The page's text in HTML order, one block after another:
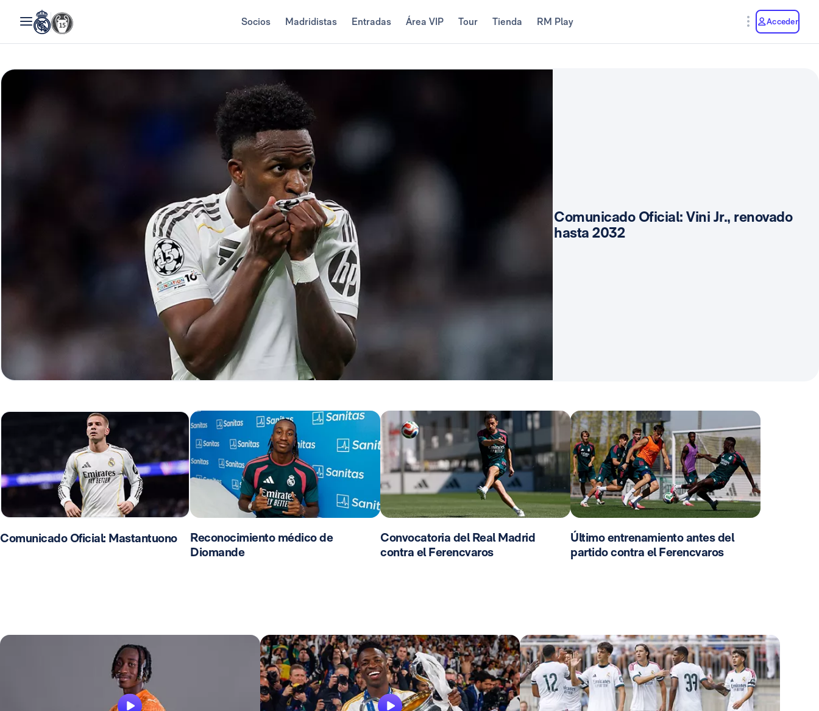
Socios Madridistas Entradas Área VIP Tour Tienda RM Play Acceder
Comunicado Oficial: Vini Jr., renovado
hasta 2032
Comunicado Oficial: Mastantuono
Reconocimiento médico de
Diomande
Convocatoria del Real Madrid
contra el Ferencvaros
Último entrenamiento antes del
partido contra el Ferencvaros